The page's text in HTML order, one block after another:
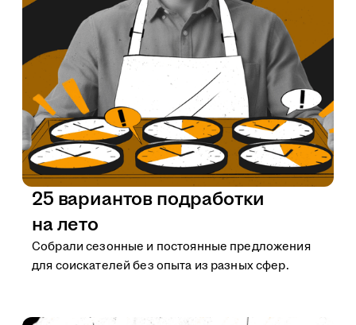
25 вариантов подработки
на лето
Собрали сезонные и постоянные предложения
для соискателей без опыта из разных сфер.